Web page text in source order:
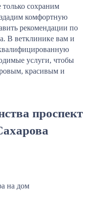
сохраним
комфортную
рекомендации по
В ветклинике вам и
услуги, чтобы
красивым и
проспект